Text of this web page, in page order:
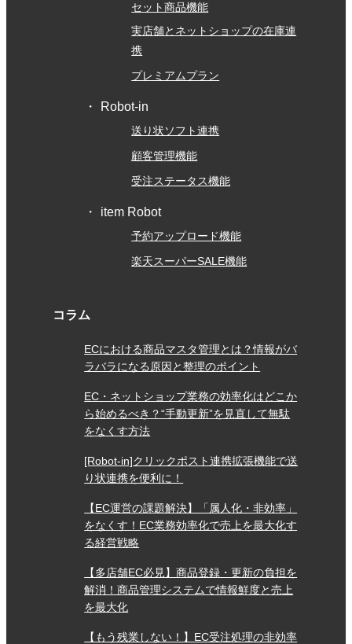
セット商品機能
実店舗とネットショップの在庫連
携
プレミアムプラン
Robot-in
送り状ソフト連携
顧客管理機能
受注ステータス機能
item Robot
予約アップロード機能
楽天スーパーSALE機能
コラム
ECにおける商品マスタ管理とは？情報がバ
ラバラになる原因と整理のポイント
EC・ネットショップ業務の効率化はどこか
ら始めるべき？“手動更新”を見直して無駄
をなくす方法
[Robot-in]クリックポスト連携拡張機能で送
り状連携を便利に！
【EC運営の課題解決】「属人化・非効率」
をなくす！EC業務効率化で売上を最大化す
る経営戦略
【多店舗EC必見】商品登録・更新の負担を
解消！商品管理システムで情報鮮度と売上
を最大化
【もう残業しない！】EC受注処理の非効率